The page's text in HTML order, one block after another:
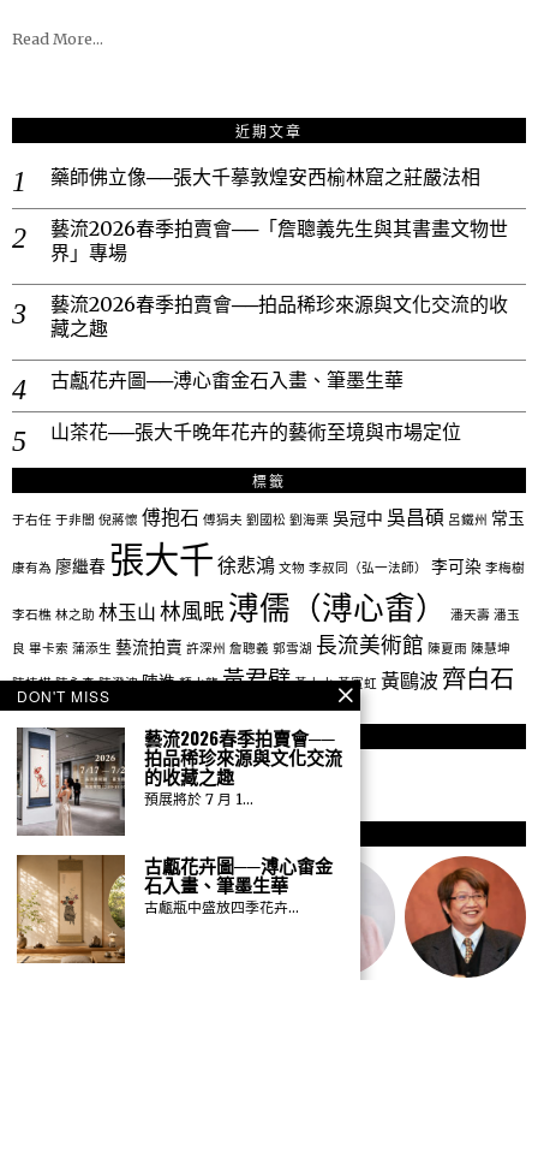
Read More…
近期文章
藥師佛立像──張大千摹敦煌安西榆林窟之莊嚴法相
藝流2026春季拍賣會──「詹聰義先生與其書畫文物世
界」專場
藝流2026春季拍賣會──拍品稀珍來源與文化交流的收
藏之趣
古甗花卉圖──溥心畬金石入畫、筆墨生華
山茶花──張大千晚年花卉的藝術至境與市場定位
標籤
于右任于非闇 倪蔣懷 傅抱石 傅狷夫 劉國松 劉海栗 吳冠中 吳昌碩 呂鐵州 常玉
康有為 廖繼春 張大千徐悲鴻文物 李叔同（弘一法師） 李可染李梅樹
李石樵林之助 林玉山林風眠溥儒（溥心畬） 潘天壽潘玉
良 畢卡索 蒲添生 藝流拍賣 許深州 詹聰義 郭雪湖 長流美術館 陳夏雨 陳慧坤
陳植棋陳永森陳澄波陳進顏水龍黃君璧黃土水黃賓虹 黃鷗波 齊白石
社群
DON'T MISS
藝流2026春季拍賣會──
拍品稀珍來源與文化交流
的收藏之趣
預展將於 7 月 1…
古甗花卉圖──溥心畬金
石入畫、筆墨生華
古甗瓶中盛放四季花卉…